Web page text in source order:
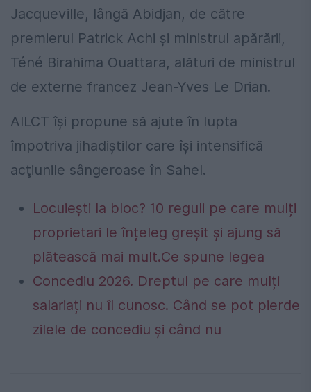
Jacqueville, lângă Abidjan, de către
premierul Patrick Achi şi ministrul apărării,
Téné Birahima Ouattara, alături de ministrul
de externe francez Jean-Yves Le Drian.
AILCT îşi propune să ajute în lupta
împotriva jihadiştilor care îşi intensifică
acţiunile sângeroase în Sahel.
Locuiești la bloc? 10 reguli pe care mulți
proprietari le înțeleg greșit și ajung să
plătească mai mult.Ce spune legea
Concediu 2026. Dreptul pe care mulți
salariați nu îl cunosc. Când se pot pierde
zilele de concediu și când nu